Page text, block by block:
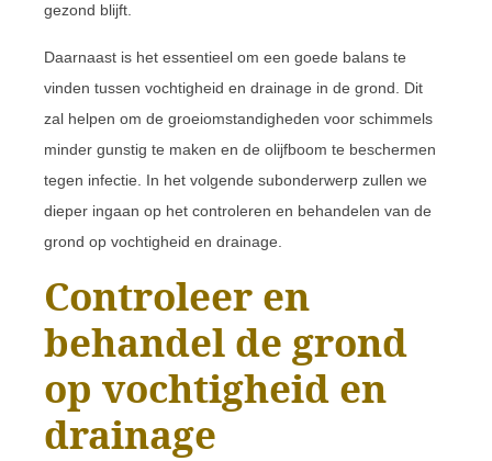
gezond blijft.
Daarnaast is het essentieel om een goede balans te
vinden tussen vochtigheid en drainage in de grond. Dit
zal helpen om de groeiomstandigheden voor schimmels
minder gunstig te maken en de olijfboom te beschermen
tegen infectie. In het volgende subonderwerp zullen we
dieper ingaan op het controleren en behandelen van de
grond op vochtigheid en drainage.
Controleer en
behandel de grond
op vochtigheid en
drainage